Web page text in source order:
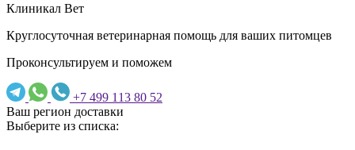
Клиникал Вет
Круглосуточная ветеринарная помощь для ваших питомцев
Проконсультируем и поможем
+7 499 113 80 52
Ваш регион доставки
Выберите из списка: